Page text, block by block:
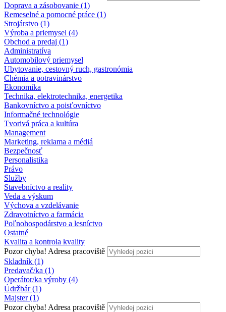
Doprava a zásobovanie (1)
Remeselné a pomocné práce (1)
Strojárstvo (1)
Výroba a priemysel (4)
Obchod a predaj (1)
Administratíva
Automobilový priemysel
Ubytovanie, cestovný ruch, gastronómia
Chémia a potravinárstvo
Ekonomika
Technika, elektrotechnika, energetika
Bankovníctvo a poisťovníctvo
Informačné technológie
Tvorivá práca a kultúra
Management
Marketing, reklama a médiá
Bezpečnosť
Personalistika
Právo
Služby
Stavebníctvo a reality
Veda a výskum
Výchova a vzdelávanie
Zdravotníctvo a farmácia
Poľnohospodárstvo a lesníctvo
Ostatné
Kvalita a kontrola kvality
Pozor chyba! Adresa pracoviště
Skladník (1)
Predavač/ka (1)
Operátor/ka výroby (4)
Údržbár (1)
Majster (1)
Pozor chyba! Adresa pracoviště